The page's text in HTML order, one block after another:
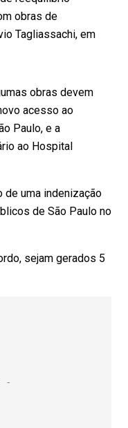
obras de
Tagliassachi, em
obras devem
acesso ao
Paulo, e a
ao Hospital
de uma indenização
de São Paulo no
sejam gerados 5